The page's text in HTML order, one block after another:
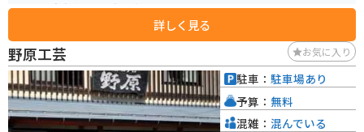
があり、自動車で6～7台程度のスペースです。
詳しく見る
野原工芸 お気に入り
駐車： 駐車場あり
予算： 無料
混雑： 混んでいる